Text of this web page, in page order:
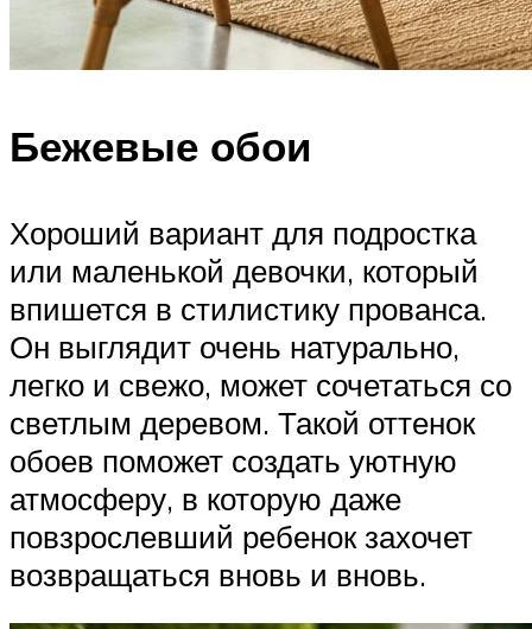
Бежевые обои
Хороший вариант для подростка
или маленькой девочки, который
впишется в стилистику прованса.
Он выглядит очень натурально,
легко и свежо, может сочетаться со
светлым деревом. Такой оттенок
обоев поможет создать уютную
атмосферу, в которую даже
повзрослевший ребенок захочет
возвращаться вновь и вновь.